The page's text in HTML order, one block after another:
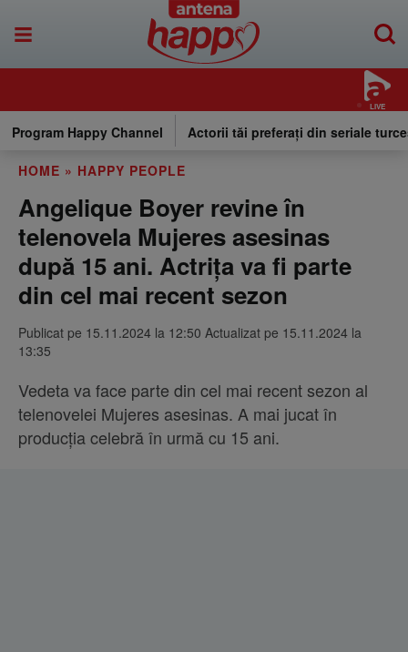
LIVE
Program Happy Channel Actorii tăi preferați din seriale
HOME » HAPPY PEOPLE
Angelique Boyer revine în
telenovela Mujeres asesinas
după 15 ani. Actrița va fi parte
din cel mai recent sezon
Publicat pe 15.11.2024 la 12:50 Actualizat pe 15.11.2024 la
13:35
Vedeta va face parte din cel mai recent sezon al
telenovelei Mujeres asesinas. A mai jucat în
producția celebră în urmă cu 15 ani.